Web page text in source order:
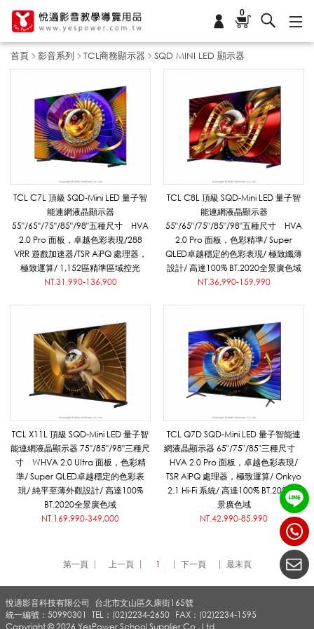
0
首頁 影音系列 TCL商務顯示器 SQD MINI LED 顯示器
D
M
L
E
顯
TCL C7L 頂級 SQD-Mini LED 量子智
能連網液晶顯示器
55"/65"/75"/85"/98"五種尺寸 HVA
2.0 Pro 面板，卓越色彩表現/288
VRR 遊戲加速器/TSR AiPQ 處理器，
極致運算/ 1,152區精準區域控光
NT.31,990-136,900
TCL C8L 頂級 SQD-Mini LED 量子智
能連網液晶顯示器
55"/65"/75"/85"/98"五種尺寸 HVA
2.0 Pro 面板，色彩精準/ Super
QLED卓越穩定的色彩表現/ 極致纖薄
設計/ 高達100% BT.2020全景廣色域
NT.36,990-159,990
TCL X11L 頂級 SQD-Mini LED 量子智
能連網液晶顯示器 75"/85"/98"三種尺
寸 WHVA 2.0 UItra 面板，色彩精
準/ Super QLED卓越穩定的色彩表
現/ 純平至薄外觀設計/ 高達100%
BT.2020全景廣色域
NT.169,990-349,000
TCL Q7D SQD-Mini LED 量子智能連
網液晶顯示器 65"/75"/85"三種尺寸
HVA 2.0 Pro 面板，卓越色彩表現/
TSR AiPQ 處理器，極致運算/ Onkyo
2.1 Hi-Fi 系統/ 高達100% BT.2020全
景廣色域
NT.42,990-85,990
第一頁 上一頁 1 下一頁 最末頁
悅適影音科技有限公司
TEL：(02)2234-2650 FAX：(02)2234-1595
台北市文山區久康街165號
統一編號：50990301
Copyright © 2026 YesPower School Supplier Co., Ltd.